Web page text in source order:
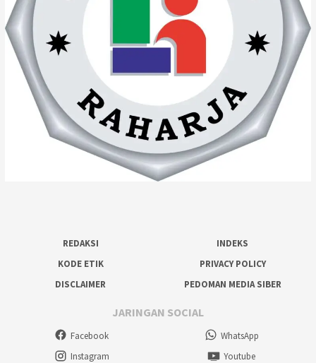
REDAKSI
INDEKS
KODE ETIK
PRIVACY POLICY
DISCLAIMER
PEDOMAN MEDIA SIBER
JARINGAN SOCIAL
Facebook
WhatsApp
Instagram
Youtube